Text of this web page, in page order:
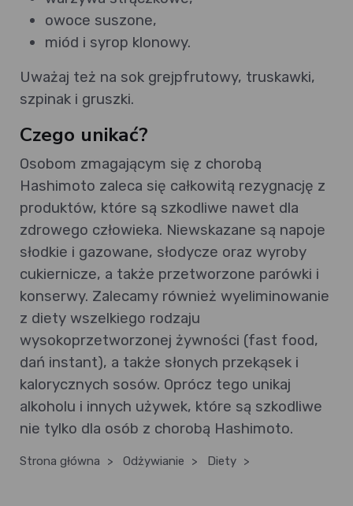
owoce suszone,
miód i syrop klonowy.
Uważaj też na sok grejpfrutowy, truskawki,
szpinak i gruszki.
Czego unikać?
Osobom zmagającym się z chorobą
Hashimoto zaleca się całkowitą rezygnację z
produktów, które są szkodliwe nawet dla
zdrowego człowieka. Niewskazane są napoje
słodkie i gazowane, słodycze oraz wyroby
cukiernicze, a także przetworzone parówki i
konserwy. Zalecamy również wyeliminowanie
z diety wszelkiego rodzaju
wysokoprzetworzonej żywności (fast food,
dań instant), a także słonych przekąsek i
kalorycznych sosów. Oprócz tego unikaj
alkoholu i innych używek, które są szkodliwe
nie tylko dla osób z chorobą Hashimoto.
Strona główna > Odżywianie > Diety >